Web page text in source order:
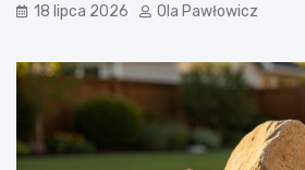
18 lipca 2026 Ola Pawłowicz